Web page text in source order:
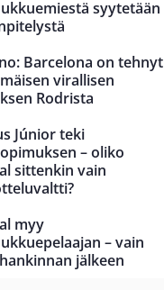
syytetään
Barcelona on tehnyt
virallisen
Rodrista
Júnior teki
– oliko
sittenkin vain
myy
– vain
jälkeen